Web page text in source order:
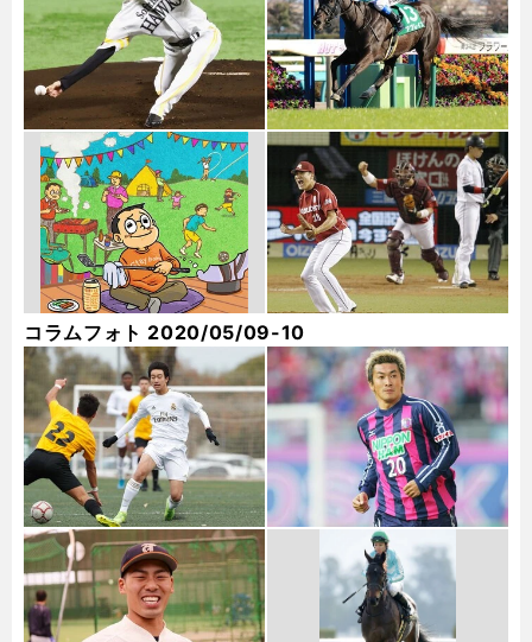
コラムフォト 2020/05/09-10